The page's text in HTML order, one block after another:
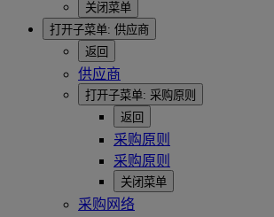
关闭菜单
打开子菜单: 供应商
返回
供应商
打开子菜单: 采购原则
返回
采购原则
采购原则
关闭菜单
采购网络